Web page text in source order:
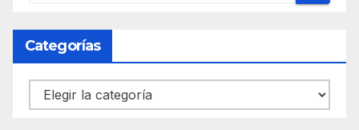
Categorías
Categorías